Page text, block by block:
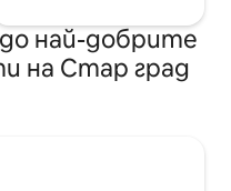
най-добрите
на Стар град